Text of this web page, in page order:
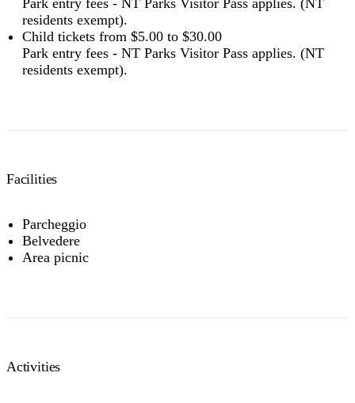
Park entry fees - NT Parks Visitor Pass applies. (NT
residents exempt).
Child tickets from $5.00 to $30.00
Park entry fees - NT Parks Visitor Pass applies. (NT
residents exempt).
Facilities
Parcheggio
Belvedere
Area picnic
Activities